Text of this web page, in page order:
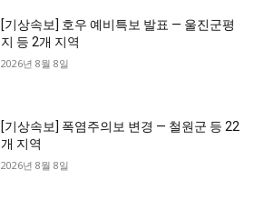
[기상속보] 호우 예비특보 발표 — 울진군평
지 등 2개 지역
2026년 8월 8일
[기상속보] 폭염주의보 변경 — 철원군 등 22
개 지역
2026년 8월 8일